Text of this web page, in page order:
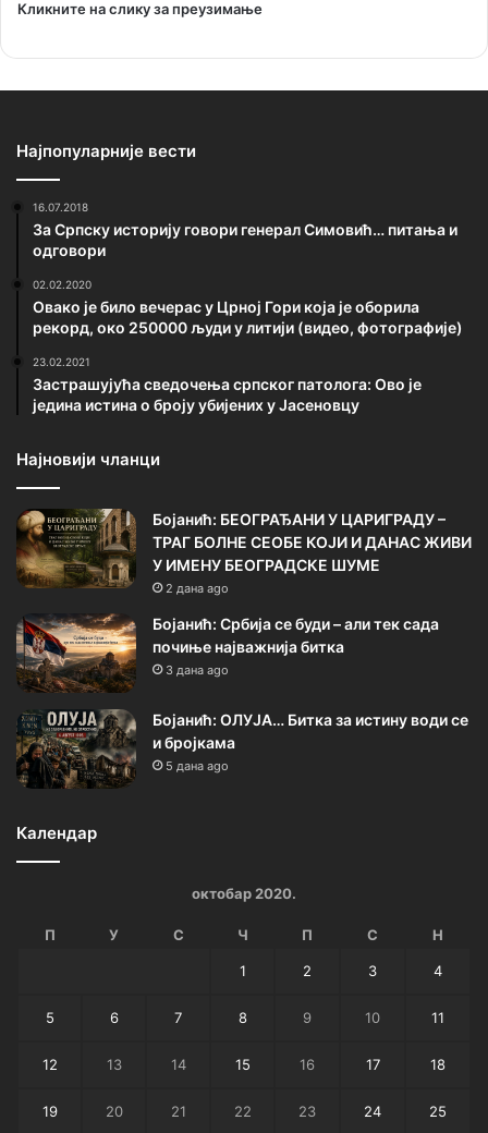
Кликните на слику за преузимање
Најпопуларније вести
16.07.2018
За Српску историју говори генерал Симовић… питања и
одговори
02.02.2020
Овако је било вечерас у Црној Гори која је оборила
рекорд, око 250000 људи у литији (видео, фотографије)
23.02.2021
Застрашујућа сведочења српског патолога: Ово је
једина истина о броју убијених у Јасеновцу
Најновији чланци
Бојанић: БЕОГРАЂАНИ У ЦАРИГРАДУ –
ТРАГ БОЛНЕ СЕОБЕ КОЈИ И ДАНАС ЖИВИ
У ИМЕНУ БЕОГРАДСКЕ ШУМЕ
2 дана ago
Бојанић: Србија се буди – али тек сада
почиње најважнија битка
3 дана ago
Бојанић: ОЛУЈА… Битка за истину води се
и бројкама
5 дана ago
Календар
октобар 2020.
П У С Ч П С Н
1 2 3 4
5 6 7 8 9 10 11
12 13 14 15 16 17 18
19 20 21 22 23 24 25